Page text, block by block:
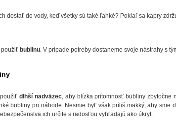
dostať do vody, keď všetky sú také ľahké? Pokiaľ sa kapry
použiť bublinu. V prípade potreby dostaneme svoje nástrahy s
dlhší nadväzec, aby blízka prítomnosť bubliny
bubliny pri náhode. Nesmie byť však príliš mäkký, aby
ich určite s radosťou vyhľadajú ako úkryt.